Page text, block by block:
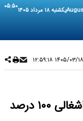
یکشنبه ۱۸ مرداد ۱۴۰۵ ۰۵:۵۰
۱۴۰۵/۰۳/۱۸ ۱۲:۵۹:۱۸
ضربات دیشب به سرزمین‌های اشغالی ۱۰۰ درصد